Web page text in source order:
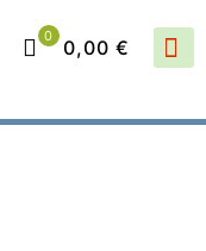
0 0,00 €